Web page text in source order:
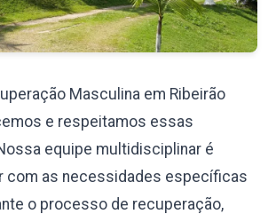
Masculina em Ribeirão
e respeitamos essas
equipe multidisciplinar é
com as necessidades específicas
o processo de recuperação,